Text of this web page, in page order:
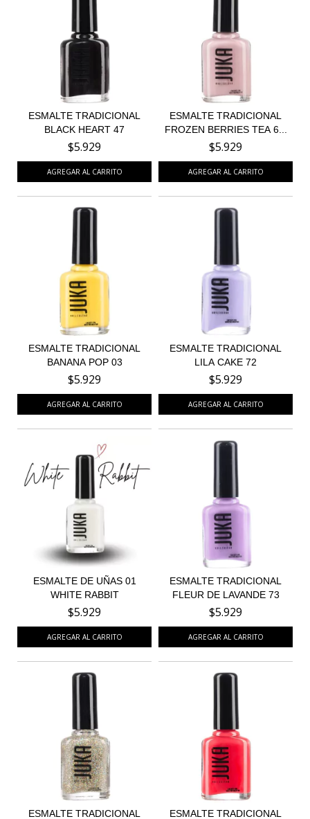
ESMALTE TRADICIONAL
BLACK HEART 47
$5.929
ESMALTE TRADICIONAL
FROZEN BERRIES TEA 6...
$5.929
ESMALTE TRADICIONAL
BANANA POP 03
$5.929
ESMALTE TRADICIONAL
LILA CAKE 72
$5.929
ESMALTE DE UÑAS 01
WHITE RABBIT
$5.929
ESMALTE TRADICIONAL
FLEUR DE LAVANDE 73
$5.929
ESMALTE TRADICIONAL ESMALTE TRADICIONAL